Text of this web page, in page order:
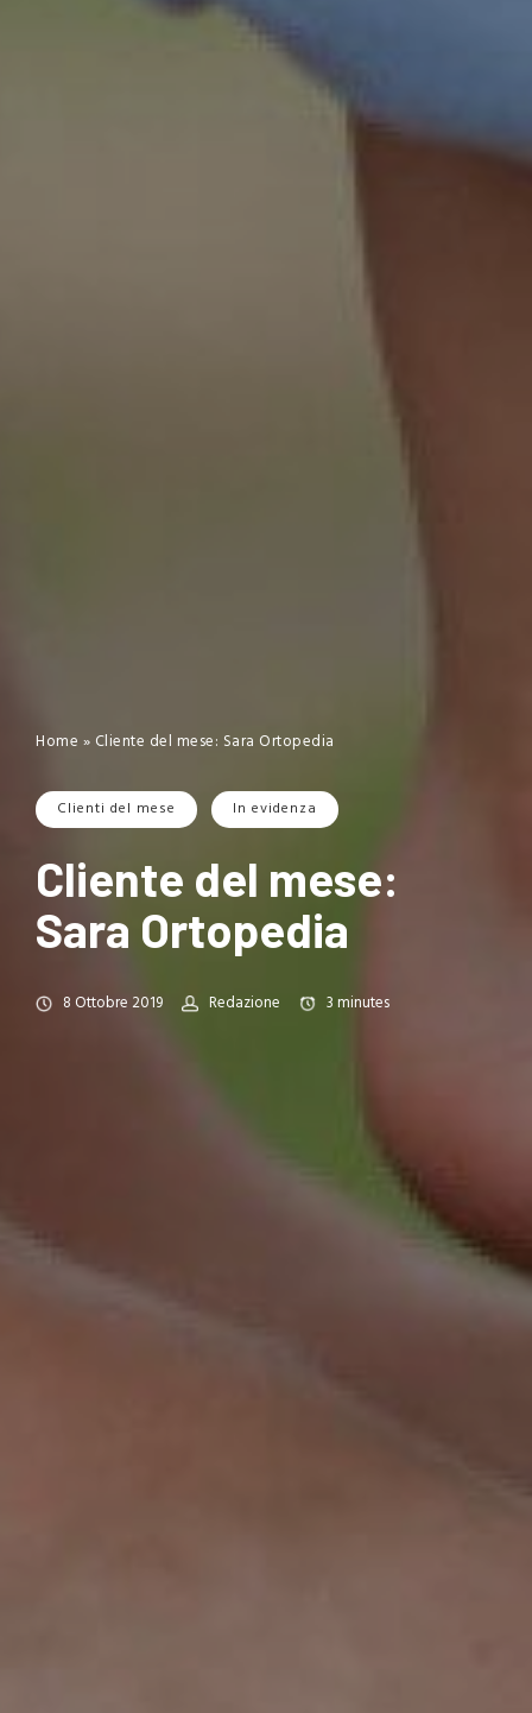
Home » Cliente del mese: Sara Ortopedia
Clienti del mese In evidenza
Cliente del mese:
Sara Ortopedia
8 Ottobre 2019 Redazione 3minutes